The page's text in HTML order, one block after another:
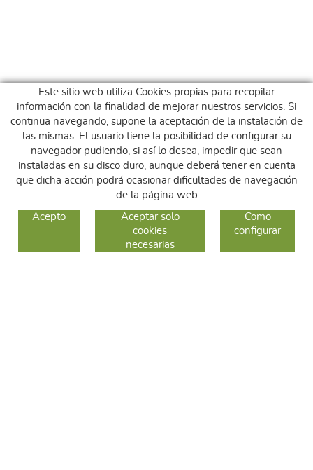
CAMBIOS Y DEVOLUCIONES
Este sitio web utiliza Cookies propias para recopilar
información con la finalidad de mejorar nuestros servicios. Si
continua navegando, supone la aceptación de la instalación de
las mismas. El usuario tiene la posibilidad de configurar su
navegador pudiendo, si así lo desea, impedir que sean
instaladas en su disco duro, aunque deberá tener en cuenta
que dicha acción podrá ocasionar dificultades de navegación
de la página web
Acepto
Aceptar solo
cookies
necesarias
Como
configurar